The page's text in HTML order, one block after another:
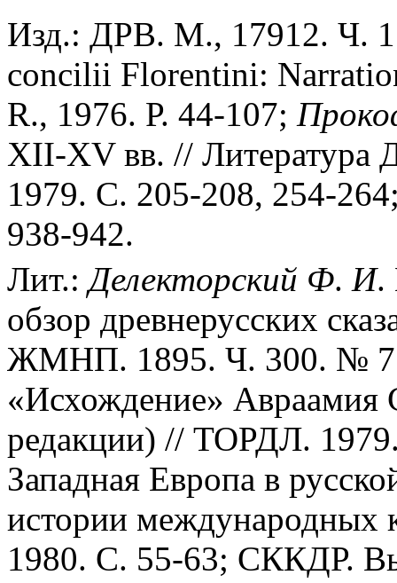
Изд.: ДРВ. М., 17912. Ч.
concilii Florentini:
R., 1976. Р. 44-107;
XII-XV вв. //
1979. С. 205-208, 254-
938-942.
Лит.:Делекторский Ф. И.
обзор древнерусских
ЖМНП. 1895. Ч. 300. №
«Исхождение» Авраамия
редакции) // ТОРДЛ.
Западная Европа в
истории международных
1980. С. 55-63; СККДР.